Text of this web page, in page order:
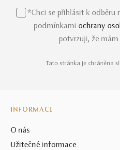
*Chci se přihlásit k odběru
podmínkami ochrany
potvrzuji, že mám
Tato stránka je chráněna
INFORMACE
O nás
Užitečné informace